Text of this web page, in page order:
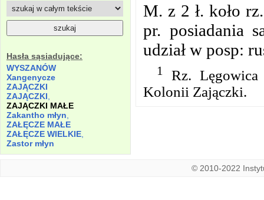
Hasła sąsiadujące:
WYSZANÓW
Xangenycze
ZAJĄCZKI
ZAJĄCZKI
ZAJĄCZKI MAŁE
Zakantho młyn
ZAŁĘCZE MAŁE
ZAŁĘCZE WIELKIE
Zastor młyn
M. z 2 ł. koło
pr. posiadania
udział w posp:
1
Rz.
Kolonii Zajączki.
© 2010-2022